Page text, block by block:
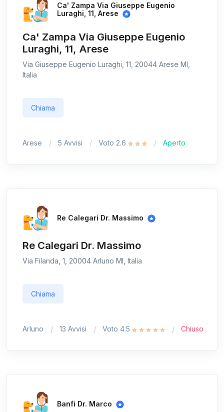
Ca' Zampa Via Giuseppe Eugenio
Luraghi, 11, Arese
Ca' Zampa Via Giuseppe Eugenio
Luraghi, 11, Arese
Via Giuseppe Eugenio Luraghi, 11, 20044 Arese MI,
Italia
Chiama
Arese 5 Avvisi Voto 2.6 Aperto
Re Calegari Dr. Massimo
Re Calegari Dr. Massimo
Via Filanda, 1, 20004 Arluno MI, Italia
Chiama
Arluno 13 Avvisi Voto 4.5 Chiuso
Banfi Dr. Marco